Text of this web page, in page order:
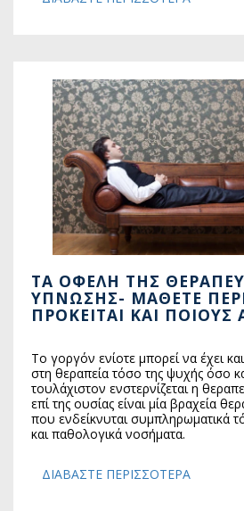
ΤΑ ΟΦΈΛΗ ΤΗΣ
ΎΠΝΩΣΗΣ- ΜΆΘΕΤΕ
ΠΡΌΚΕΙΤΑΙ ΚΑΙ ΠΟΙΟΥΣ
Το γοργόν ενίοτε μπορεί να έχει
στη θεραπεία τόσο της ψυχής όσο
τουλάχιστον ενστερνίζεται η
επί της ουσίας είναι μία βραχεία
που ενδείκνυται συμπληρωματικά
και παθολογικά νοσήματα.
ΔΙΑΒΆΣΤΕ ΠΕΡΙΣΣΌΤΕΡΑ